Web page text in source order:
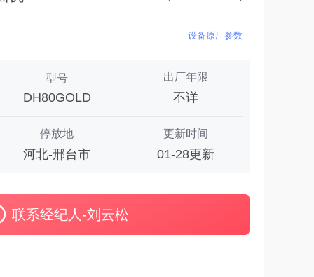
设备原厂参数
型号
DH80GOLD
出厂年限
不详
停放地
河北-邢台市
更新时间
01-28更新
联系经纪人-刘云松